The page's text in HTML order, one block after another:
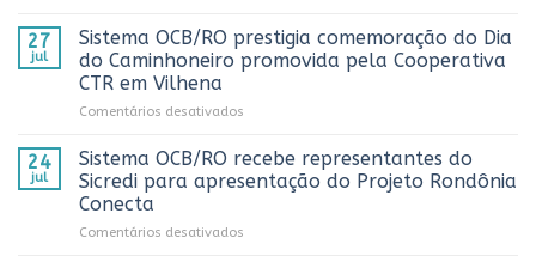
fortalece
Rondônia
e
no
AnuárioCoop
2026
27
jul
Sistema OCB/RO prestigia comemoração do Dia
do Caminhoneiro promovida pela Cooperativa
CTR em Vilhena
Comentários desativados
OCB/RO
prestigia
comemoração
24
jul
Sistema OCB/RO recebe representantes do
Sicredi para apresentação do Projeto Rondônia
Conecta
Comentários desativados